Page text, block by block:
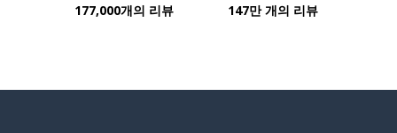
177,000개의 리뷰 147만 개의 리뷰